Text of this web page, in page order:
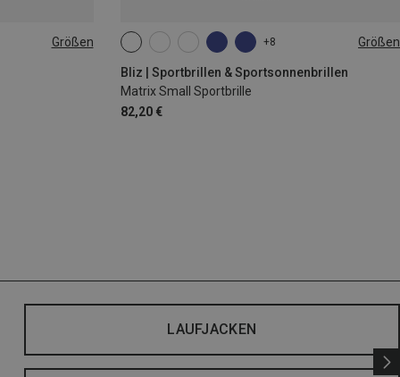
Größen +8 Größen
Bliz | Sportbrillen & Sportsonnenbrillen
Matrix Small Sportbrille
82,20 €
ONE SIZE
LAUFJACKEN